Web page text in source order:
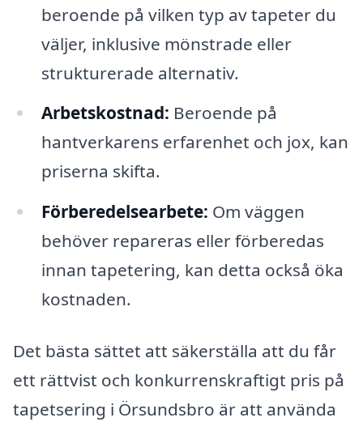
beroende på vilken typ av tapeter du
väljer, inklusive mönstrade eller
strukturerade alternativ.
Arbetskostnad: Beroende på
hantverkarens erfarenhet och jox, kan
priserna skifta.
Förberedelsearbete: Om väggen
behöver repareras eller förberedas
innan tapetering, kan detta också öka
kostnaden.
Det bästa sättet att säkerställa att du får
ett rättvist och konkurrenskraftigt pris på
tapetsering i Örsundsbro är att använda